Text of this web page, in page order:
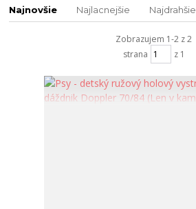
Najnovšie Najlacnejšie Najdrahšie
Zobrazujem 1-2 z 2
strana
z 1